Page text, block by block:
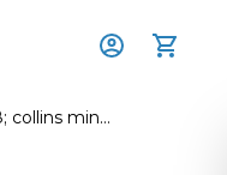
Le robert #038; collins mini anglais